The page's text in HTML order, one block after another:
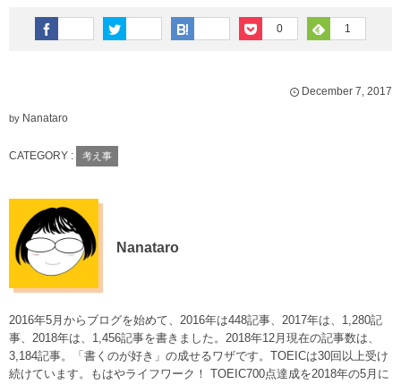
0 1
December 7, 2017
by Nanataro
CATEGORY : 考え事
Nanataro
2016年5月からブログを始めて、2016年は448記事、2017年は、1,280記
事、2018年は、1,456記事を書きました。2018年12月現在の記事数は、
3,184記事。「書くのが好き」の成せるワザです。TOEICは30回以上受け
続けています。もはやライフワーク！ TOEIC700点達成を2018年の5月に